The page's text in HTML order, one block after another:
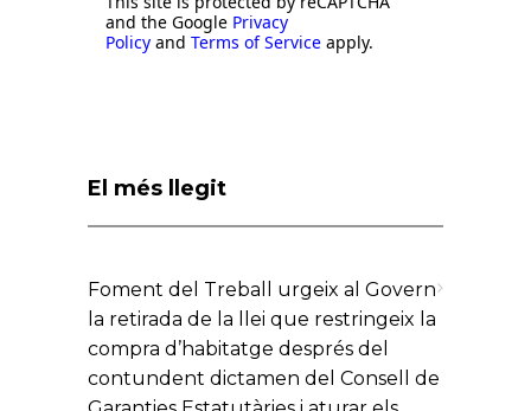
and the Google Privacy
Policy and Terms of Service apply.
El més llegit
Foment del Treball urgeix al Govern
la retirada de la llei que restringeix la
compra d’habitatge després del
contundent dictamen del Consell de